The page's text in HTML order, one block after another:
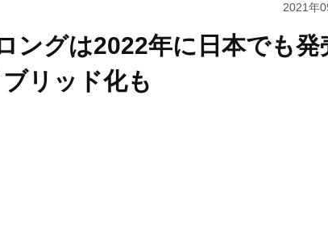
2021年
ングは2022年に日本でも発
リッド化も